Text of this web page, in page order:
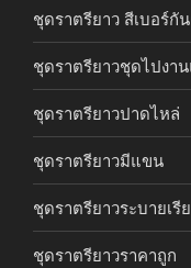
ชุดราตรียาว สีเบอร์กั
ชุดราตรียาวชุดไปงา
ชุดราตรียาวปาดไหล่
ชุดราตรียาวมีแขน
ชุดราตรียาวระบายเรี
ชุดราตรียาวราคาถูก